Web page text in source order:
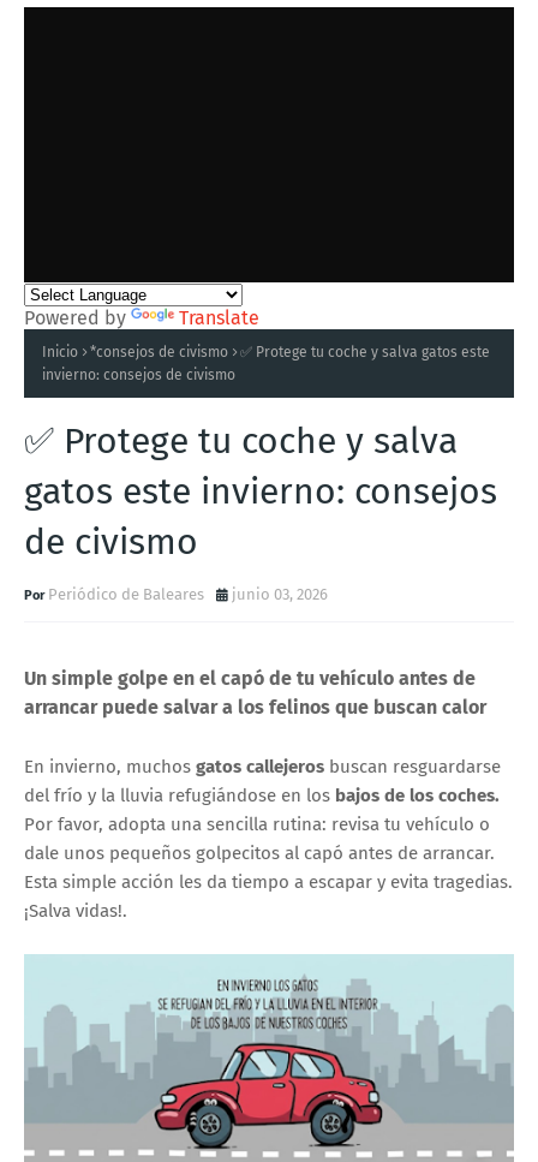
Powered by Translate
Inicio *consejos de civismo
✅ Protege tu coche y salva gatos este
invierno: consejos de civismo
✅ Protege tu coche y salva
gatos este invierno: consejos
de civismo
Periódico de Baleares junio 03, 2026
Un simple golpe en el capó de tu vehículo antes de
arrancar puede salvar a los felinos que buscan calor
En invierno, muchos gatos callejeros buscan resguardarse
del frío y la lluvia refugiándose en los bajos de los coches.
Por favor, adopta una sencilla rutina: revisa tu vehículo o
dale unos pequeños golpecitos al capó antes de arrancar.
Esta simple acción les da tiempo a escapar y evita tragedias.
¡Salva vidas!.